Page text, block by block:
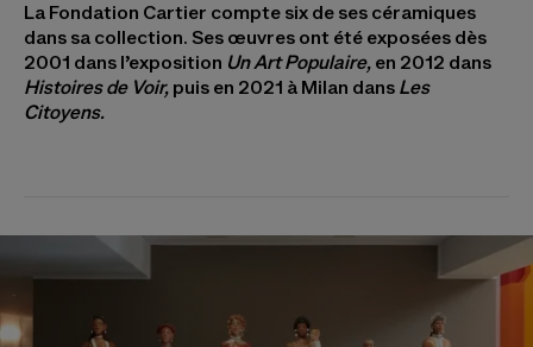
La Fondation Cartier compte six de ses céramiques
dans sa collection. Ses œuvres ont été exposées dès
2001 dans l’exposition Un Art Populaire, en 2012 dans
Histoires de Voir, puis en 2021 à Milan dans Les
Citoyens.